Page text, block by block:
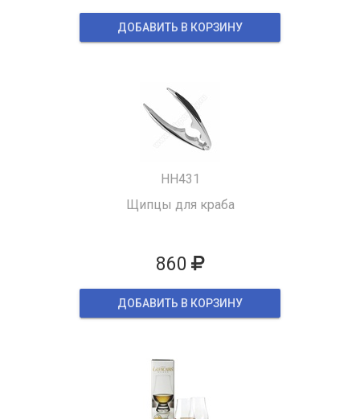
ДОБАВИТЬ В КОРЗИНУ
HH431
Щипцы для краба
860
ДОБАВИТЬ В КОРЗИНУ